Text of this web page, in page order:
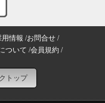
用情報 お問合せ
ついて 会員規約
トップ